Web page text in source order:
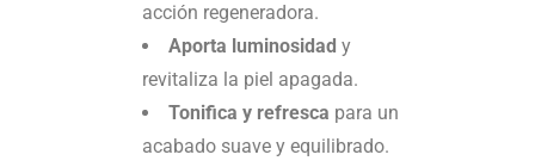
acción regeneradora.
Aporta luminosidad y
revitaliza la piel apagada.
Tonifica y refresca para un
acabado suave y equilibrado.